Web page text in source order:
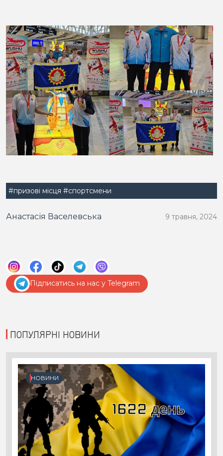
#призові місця #спортсмени
Анастасія Васелевська 9 травня, 2024
Підписатись на нас у Telegram
ПОПУЛЯРНІ НОВИНИ
НОВИНИ